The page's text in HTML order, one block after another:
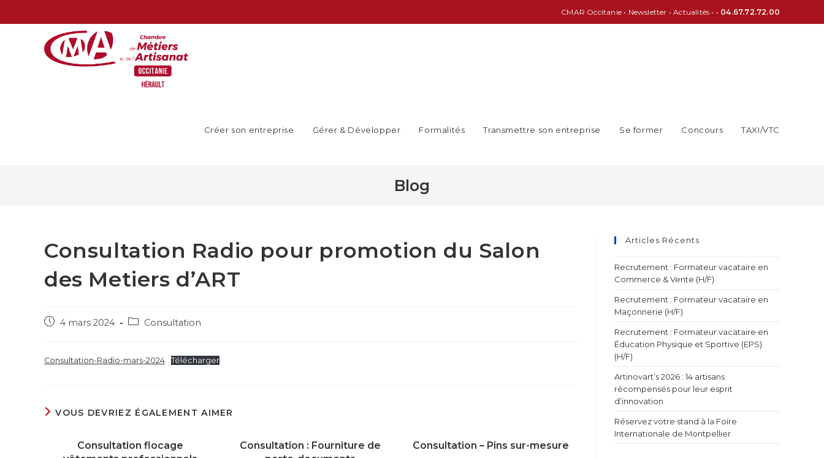
CMAR Occitanie• Newsletter •Actualités • • 04.67.72.72.00
Créer son entreprise Gérer & Développer Formalités Transmettre son entreprise Se former Concours TAXI/VTC
Blog
Consultation Radio pour promotion du Salon
des Metiers d’ART
4 mars 2024 Consultation
Consultation-Radio-mars-2024 Télécharger
VOUS DEVRIEZ ÉGALEMENT AIMER
Consultation flocage
Consultation : Fourniture de
Consultation – Pins sur-mesure
Articles Récents
Recrutement : Formateur vacataire en
Commerce & Vente (H/F)
Recrutement : Formateur vacataire en
Maçonnerie (H/F)
Recrutement : Formateur vacataire en
Éducation Physique et Sportive (EPS)
(H/F)
Artinovart’s 2026 : 14 artisans
récompensés pour leur esprit
d’innovation
Réservez votre stand à la Foire
Internationale de Montpellier